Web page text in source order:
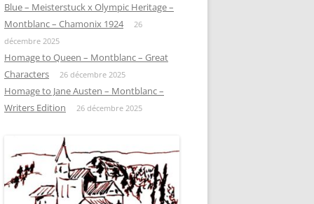
Blue – Meisterstuck x Olympic Heritage –
Montblanc – Chamonix 1924
26
décembre 2025
Homage to Queen – Montblanc – Great
Characters
26 décembre 2025
Homage to Jane Austen – Montblanc –
Writers Edition
26 décembre 2025